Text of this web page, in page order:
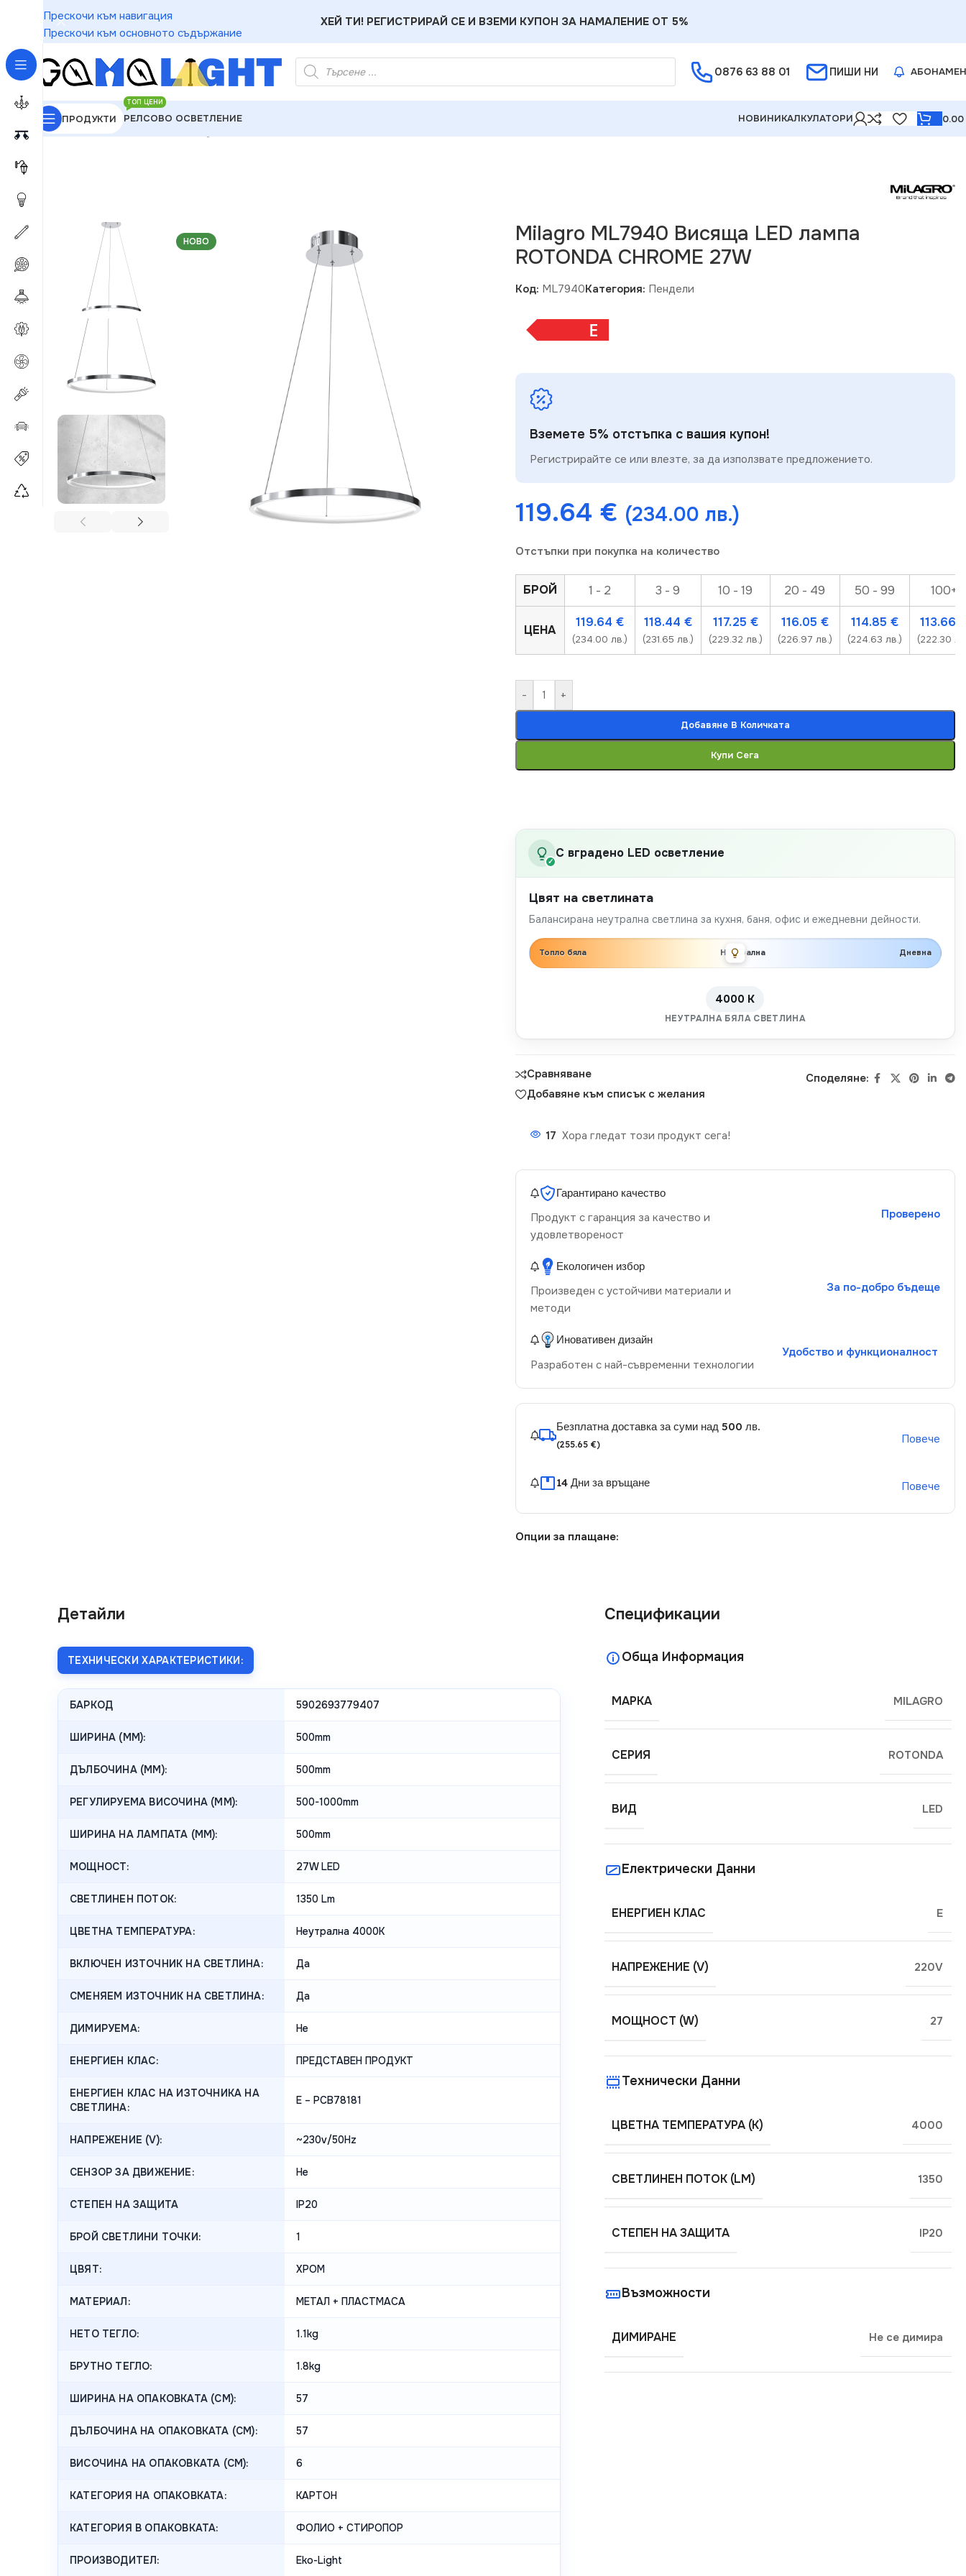
Прескочи към навигация
Прескочи към основното съдържание
ХЕЙ ТИ! РЕГИСТРИРАЙ СЕ И ВЗЕМИ КУПОН ЗА НАМАЛЕНИЕ ОТ 5%
0876 63 88 01 ПИШИ НИ
ПРОДУКТИ РЕЛСОВО ОСВЕТЛЕНИЕ
ТОП ЦЕНИ
НОВИНИКАЛКУЛАТОРИ 0.00
GAMALIGHT»
НОВО
Milagro ML7940 Висяща LED лампа
ROTONDA CHROME 27W
Код: ML7940Категория: Пендели
E
Вземете 5% отстъпка с вашия купон!
Регистрирайте се или влезте, за да използвате предложението.
119.64 € (234.00 лв.)
Отстъпки при покупка на количество
БРОЙ 1 - 2 3 - 9 10 - 19 20 - 49 50 - 99 100+
ЦЕНА
119.64 €
(234.00 лв.)
118.44 €
(231.65 лв.)
117.25 €
(229.32 лв.)
116.05 €
(226.97 лв.)
114.85 €
(224.63 лв.)
113.66
(222.30
- +
Добавяне В Количката
Купи Сега
✓
С вградено LED осветление
Цвят на светлината
Балансирана неутрална светлина за кухня, баня, офис и ежедневни дейности.
Топло бяла Неутрална Дневна
4000 K
НЕУТРАЛНА БЯЛА СВЕТЛИНА
Сравняване
Добавяне към списък с желания
Споделяне:
17 Хора гледат този продукт сега!
Гарантирано качество
Продукт с гаранция за качество и
удовлетвореност
Проверено
Екологичен избор
Произведен с устойчиви материали и
методи
За по-добро бъдеще
Иновативен дизайн
Разработен с най-съвременни технологии
Удобство и функционалност
Безплатна доставка за суми над 500 лв.
(255.65 €) Повече
14 Дни за връщане Повече
Опции за плащане:
Детайли
ТЕХНИЧЕСКИ ХАРАКТЕРИСТИКИ:
БАРКОД 5902693779407
ШИРИНА (MM): 500mm
ДЪЛБОЧИНА (MM): 500mm
РЕГУЛИРУЕМА ВИСОЧИНА (MM): 500-1000mm
ШИРИНА НА ЛАМПАТА (MM): 500mm
МОЩНОСТ: 27W LED
СВЕТЛИНЕН ПОТОК: 1350 Lm
ЦВЕТНА ТЕМПЕРАТУРА: Неутрална 4000K
ВКЛЮЧЕН ИЗТОЧНИК НА СВЕТЛИНА: Да
СМЕНЯЕМ ИЗТОЧНИК НА СВЕТЛИНА: Да
ДИМИРУЕМА: Не
ЕНЕРГИЕН КЛАС: ПРЕДСТАВЕН ПРОДУКТ
ЕНЕРГИЕН КЛАС НА ИЗТОЧНИКА НА
СВЕТЛИНА:
E – PCB78181
НАПРЕЖЕНИЕ (V): ~230v/50Hz
СЕНЗОР ЗА ДВИЖЕНИЕ: Не
СТЕПЕН НА ЗАЩИТА IP20
БРОЙ СВЕТЛИНИ ТОЧКИ: 1
ЦВЯТ: ХРОМ
МАТЕРИАЛ: МЕТАЛ + ПЛАСТМАСА
НЕТО ТЕГЛО: 1.1kg
БРУТНО ТЕГЛО: 1.8kg
ШИРИНА НА ОПАКОВКАТА (CM): 57
ДЪЛБОЧИНА НА ОПАКОВКАТА (CM): 57
ВИСОЧИНА НА ОПАКОВКАТА (СМ): 6
КАТЕГОРИЯ НА ОПАКОВКАТА: КАРТОН
КАТЕГОРИЯ В ОПАКОВКАТА: ФОЛИО + СТИРОПОР
ПРОИЗВОДИТЕЛ: Eko-Light
Спецификации
Обща Информация
МАРКА MILAGRO
СЕРИЯ ROTONDA
ВИД LED
Електрически Данни
ЕНЕРГИЕН КЛАС E
НАПРЕЖЕНИЕ (V) 220V
МОЩНОСТ (W) 27
Технически Данни
ЦВЕТНА ТЕМПЕРАТУРА (K) 4000
СВЕТЛИНЕН ПОТОК (LM) 1350
СТЕПЕН НА ЗАЩИТА IP20
Възможности
ДИМИРАНЕ Не се димира